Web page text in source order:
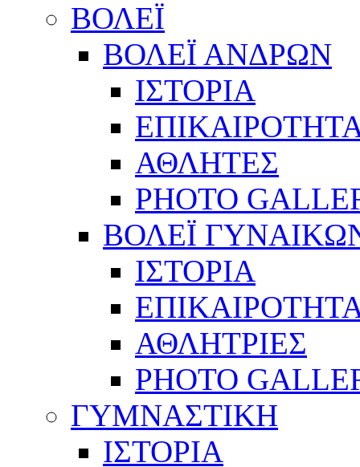
ΒΟΛΕΪ
ΒΟΛΕΪ ΑΝΔΡΩΝ
ΙΣΤΟΡΙΑ
ΑΘΛΗΤΕΣ
PHOTO
ΒΟΛΕΪ
ΙΣΤΟΡΙΑ
ΑΘΛΗΤΡΙΕΣ
PHOTO
ΓΥΜΝΑΣΤΙΚΗ
ΙΣΤΟΡΙΑ